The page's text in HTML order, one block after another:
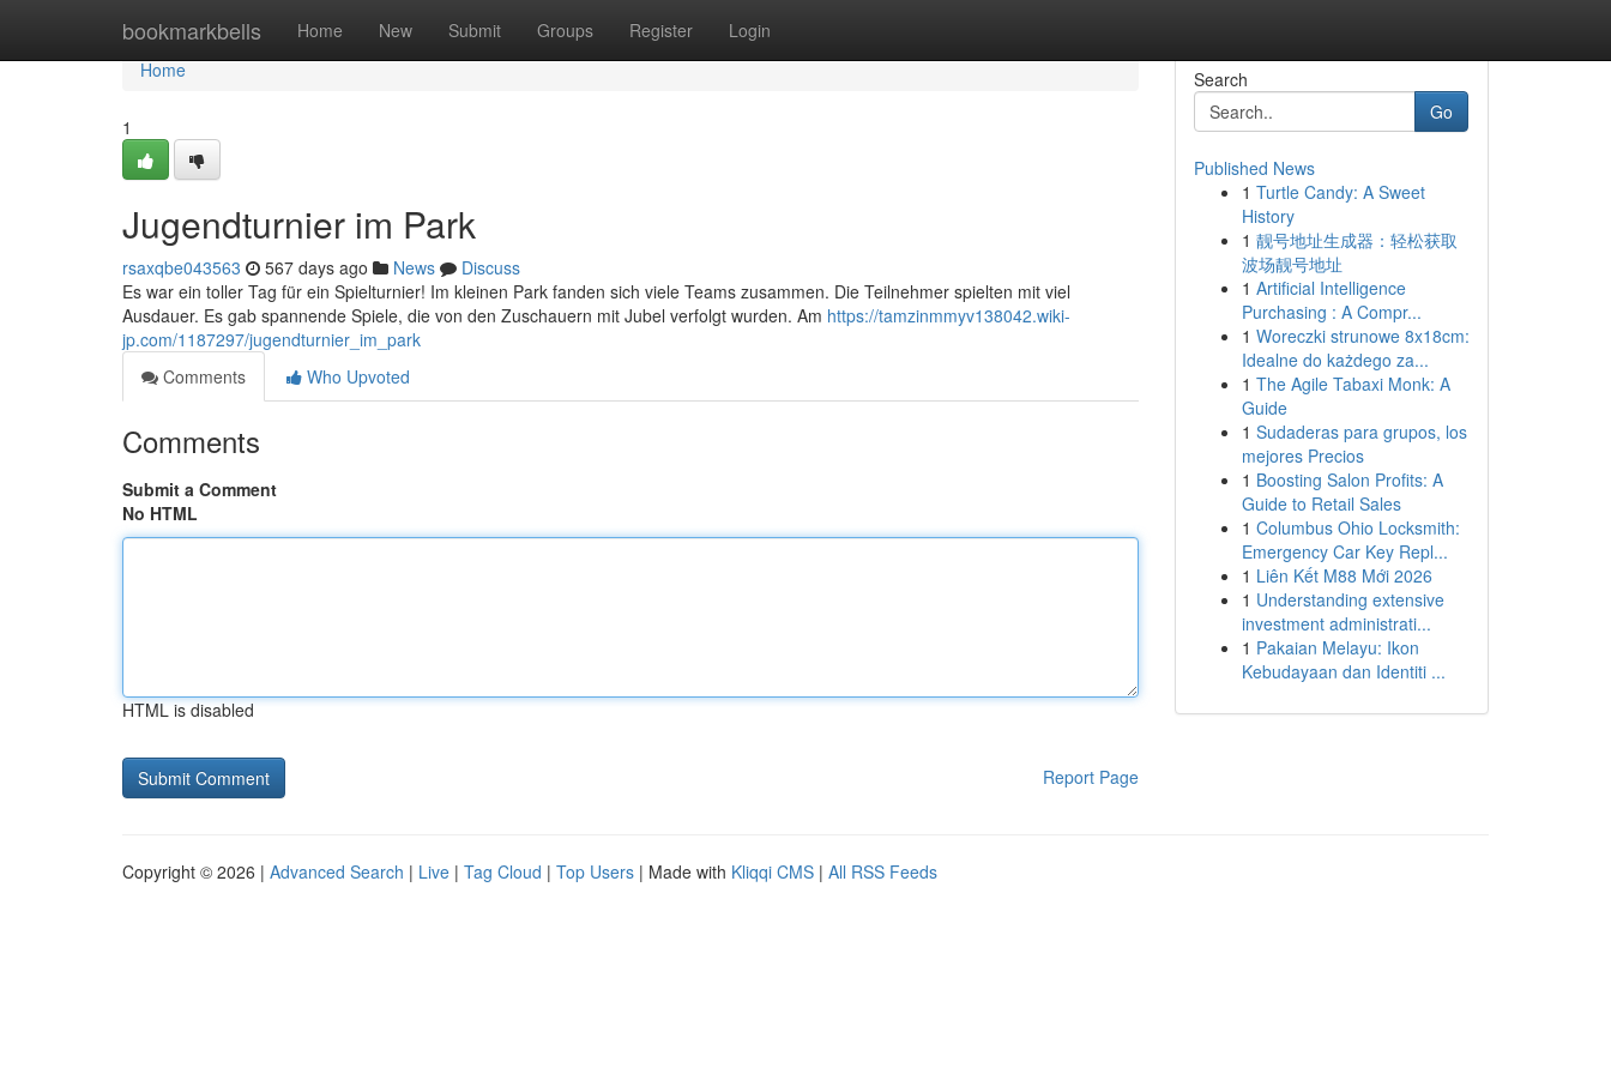
bookmarkbells Home New Submit Groups Register Login
Home
Home
1
Jugendturnier im Park
rsaxqbe043563 567 days ago News
Discuss
Es war ein toller Tag für ein Spielturnier! Im kleinen Park fanden sich viele Teams zusammen. Die Teilnehmer spielten mit viel
Ausdauer. Es gab spannende Spiele, die von den Zuschauern mit Jubel verfolgt wurden. Am https://tamzinmmyv138042.wiki-
jp.com/1187297/jugendturnier_im_park
Comments
Who Upvoted
Comments
Submit a Comment
No HTML
HTML is disabled
Report Page
Search
Go
Published News
1 Turtle Candy: A Sweet
History
1 靓号地址生成器：轻松获取
波场靓号地址
1 Artificial Intelligence
Purchasing : A Compr...
1 Woreczki strunowe 8x18cm:
Idealne do każdego za...
1 The Agile Tabaxi Monk: A
Guide
1 Sudaderas para grupos, los
mejores Precios
1 Boosting Salon Profits: A
Guide to Retail Sales
1 Columbus Ohio Locksmith:
Emergency Car Key Repl...
1 Liên Kết M88 Mới 2026
1 Understanding extensive
investment administrati...
1 Pakaian Melayu: Ikon
Kebudayaan dan Identiti ...
Copyright © 2026 | Advanced Search | Live | Tag Cloud | Top Users | Made with Kliqqi CMS | All RSS Feeds